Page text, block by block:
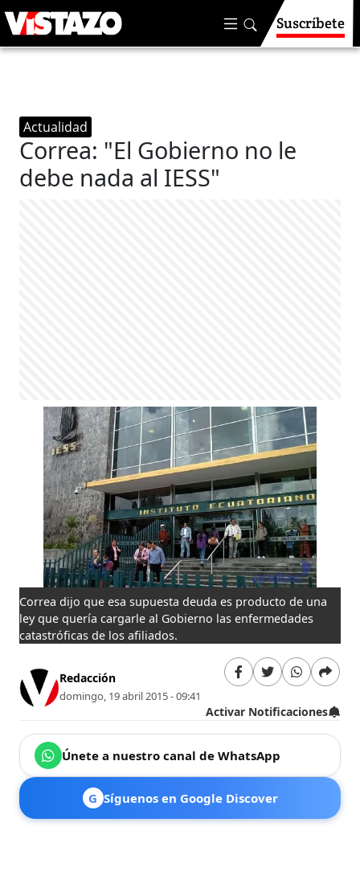
Suscríbete
Actualidad
Correa: "El Gobierno no le
debe nada al IESS"
Correa dijo que esa supuesta deuda es producto de una
ley que quería cargarle al Gobierno las enfermedades
catastróficas de los afiliados.
Redacción
domingo, 19 abril 2015 - 09:41
Activar Notificaciones
Únete a nuestro canal de WhatsApp
G Síguenos en Google Discover